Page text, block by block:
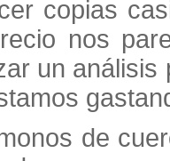
copias
nos
un análisis
de